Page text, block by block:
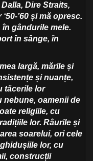
Dire Straits,
’60 și mă opresc.
gândurile mele.
în sânge, în
largă, mările și
și nuanțe,
tăcerile lor
nebune, oamenii de
religiile, cu
lor. Râurile și
soarelui, ori cele
lor, cu
construcții